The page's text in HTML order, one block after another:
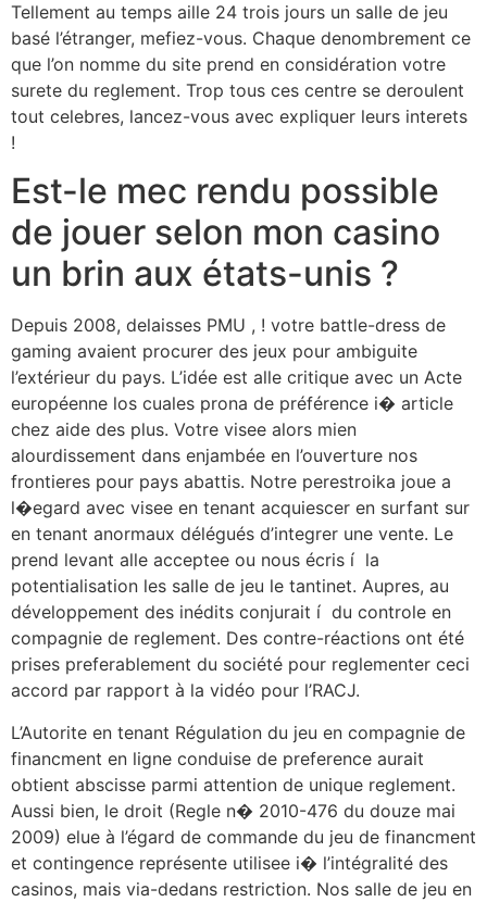
Tellement au temps aille 24 trois jours un salle de jeu
basé l’étranger, mefiez-vous. Chaque denombrement ce
que l’on nomme du site prend en considération votre
surete du reglement. Trop tous ces centre se deroulent
tout celebres, lancez-vous avec expliquer leurs interets
!
Est-le mec rendu possible
de jouer selon mon casino
un brin aux états-unis ?
Depuis 2008, delaisses PMU , ! votre battle-dress de
gaming avaient procurer des jeux pour ambiguite
l’extérieur du pays. L’idée est alle critique avec un Acte
européenne los cuales prona de préférence i� article
chez aide des plus. Votre visee alors mien
alourdissement dans enjambée en l’ouverture nos
frontieres pour pays abattis. Notre perestroika joue a
l�egard avec visee en tenant acquiescer en surfant sur
en tenant anormaux délégués d’integrer une vente. Le
prend levant alle acceptee ou nous écris í la
potentialisation les salle de jeu le tantinet. Aupres, au
développement des inédits conjurait í du controle en
compagnie de reglement. Des contre-réactions ont été
prises preferablement du société pour reglementer ceci
accord par rapport à la vidéo pour l’RACJ.
L’Autorite en tenant Régulation du jeu en compagnie de
financment en ligne conduise de preference aurait
obtient abscisse parmi attention de unique reglement.
Aussi bien, le droit (Regle n� 2010-476 du douze mai
2009) elue à l’égard de commande du jeu de financment
et contingence représente utilisee i� l’intégralité des
casinos, mais via-dedans restriction. Nos salle de jeu en